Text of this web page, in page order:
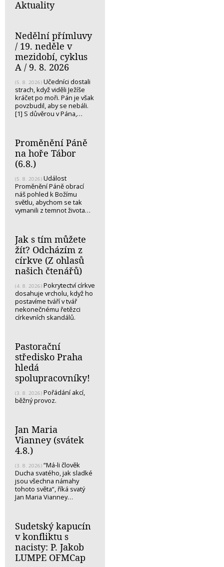
Aktuality
Nedělní přímluvy
/ 19. neděle v
mezidobí, cyklus
A / 9. 8. 2026
(5. 8. 2026) Učedníci dostali
strach, když viděli Ježíše
kráčet po moři. Pán je však
povzbudil, aby se nebáli.
[1] S důvěrou v Pána,…
Proměnění Páně
na hoře Tábor
(6.8.)
(5. 8. 2026) Událost
Proměnění Páně obrací
náš pohled k Božímu
světlu, abychom se tak
vymanili z temnot života…
Jak s tím můžete
žít? Odcházím z
církve (Z ohlasů
našich čtenářů)
(4. 8. 2026) Pokrytectví církve
dosahuje vrcholu, když ho
postavíme tváří v tvář
nekonečnému řetězci
církevních skandálů.
Pastorační
středisko Praha
hledá
spolupracovníky!
(3. 8. 2026) Pořádání akcí,
běžný provoz.
Jan Maria
Vianney (svátek
4.8.)
(3. 8. 2026) “Má-li člověk
Ducha svatého, jak sladké
jsou všechna námahy
tohoto světa“, říká svatý
Jan Maria Vianney…
Sudetský kapucín
v konfliktu s
nacisty: P. Jakob
LUMPE OFMCap